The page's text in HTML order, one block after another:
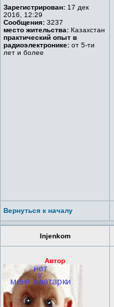
Зарегистрирован: 17 дек
2016, 12:29
Сообщения: 3237
место жительства: Казахстан
практический опыт в
радиоэлектронике: от 5-ти
лет и более
Вернуться к началу
Injenkom
Автор